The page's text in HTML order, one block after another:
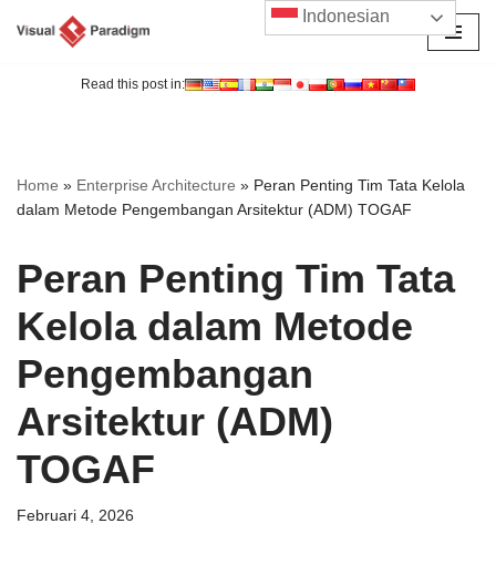
Read this post in:
Home » Enterprise Architecture » Peran Penting Tim Tata Kelola
dalam Metode Pengembangan Arsitektur (ADM) TOGAF
Peran Penting Tim Tata
Kelola dalam Metode
Pengembangan
Arsitektur (ADM)
TOGAF
Februari 4, 2026
Indonesian